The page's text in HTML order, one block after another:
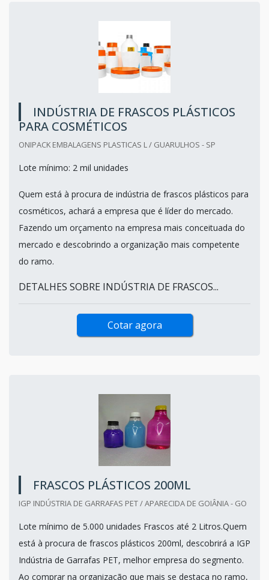
INDÚSTRIA DE FRASCOS PLÁSTICOS
PARA COSMÉTICOS
ONIPACK EMBALAGENS PLASTICAS L / GUARULHOS - SP
Lote mínimo: 2 mil unidades
Quem está à procura de indústria de frascos plásticos para
cosméticos, achará a empresa que é líder do mercado.
Fazendo um orçamento na empresa mais conceituada do
mercado e descobrindo a organização mais competente
do ramo.
DETALHES SOBRE INDÚSTRIA DE FRASCOS...
Cotar agora
FRASCOS PLÁSTICOS 200ML
IGP INDÚSTRIA DE GARRAFAS PET / APARECIDA DE GOIÂNIA - GO
Lote mínimo de 5.000 unidades Frascos até 2 Litros.Quem
está à procura de frascos plásticos 200ml, descobrirá a IGP
Indústria de Garrafas PET, melhor empresa do segmento.
Ao comprar na organização que mais se destaca no ramo,